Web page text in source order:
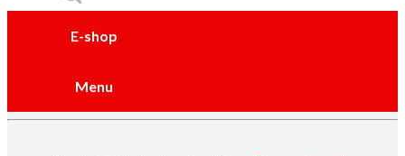
E-shop
Menu